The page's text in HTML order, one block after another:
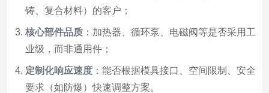
铸、复合材料）的客户；
核心部件品质：加热器、循环泵、电磁阀等是否采用工
业级，而非通用件；
定制化响应速度：能否根据模具接口、空间限制、安全
要求（如防爆）快速调整方案。